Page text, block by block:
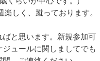
しく、蹴っております。
と思います。新規参加可
ュールに関しましてでも